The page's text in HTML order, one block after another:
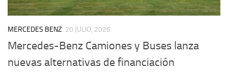
MERCEDES BENZ 20 JULIO, 2026
Mercedes-Benz Camiones y Buses lanza
nuevas alternativas de financiación